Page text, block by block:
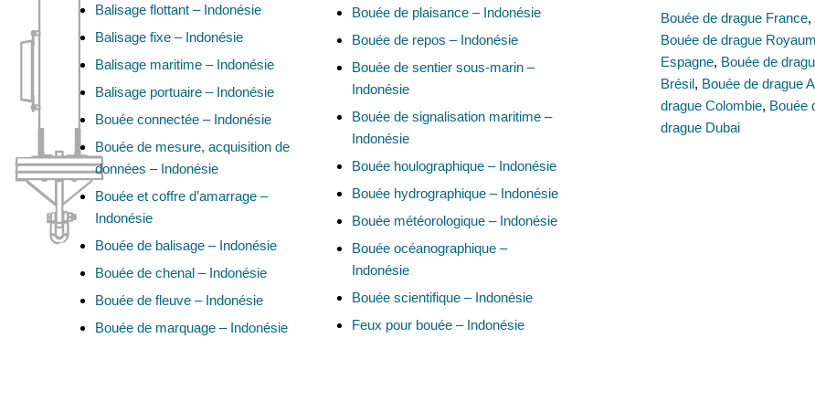
Balisage flottant – Indonésie
Balisage fixe – Indonésie
Balisage maritime – Indonésie
Balisage portuaire – Indonésie
Bouée connectée – Indonésie
Bouée de mesure, acquisition de
données – Indonésie
Bouée et coffre d’amarrage –
Indonésie
Bouée de balisage – Indonésie
Bouée de chenal – Indonésie
Bouée de fleuve – Indonésie
Bouée de marquage – Indonésie
Bouée de plaisance – Indonésie
Bouée de repos – Indonésie
Bouée de sentier sous-marin –
Indonésie
Bouée de signalisation maritime –
Indonésie
Bouée houlographique – Indonésie
Bouée hydrographique – Indonésie
Bouée météorologique – Indonésie
Bouée océanographique –
Indonésie
Bouée scientifique – Indonésie
Feux pour bouée – Indonésie
Bouée de drague France,
Bouée de drague
Espagne, Bouée de
Brésil, Bouée de drague
drague Colombie, Bouée
drague Dubai